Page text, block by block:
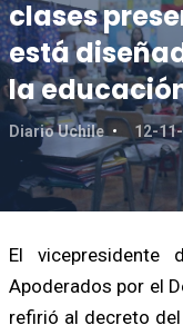
clases
está
la
Diario Uchile 12-
El vicepresidente
Apoderados por el
refirió al decreto